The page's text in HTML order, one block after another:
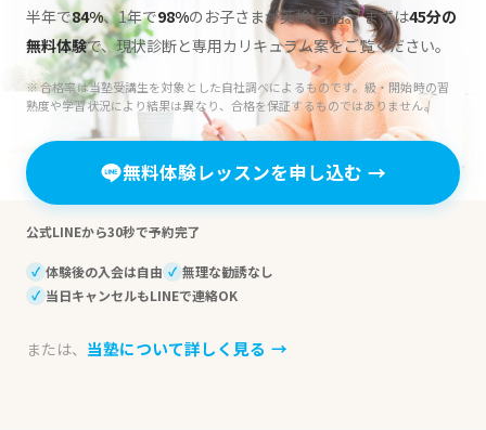
半年で84%、1年で98%のお子さまが英検®合格。まずは45分の
無料体験で、現状診断と専用カリキュラム案をご覧ください。
※ 合格率は当塾受講生を対象とした自社調べによるものです。級・開始時の習
熟度や学習状況により結果は異なり、合格を保証するものではありません。
無料体験レッスンを申し込む →
公式LINEから30秒で予約完了
✓ 体験後の入会は自由 ✓ 無理な勧誘なし
✓ 当日キャンセルもLINEで連絡OK
または、 当塾について詳しく見る →